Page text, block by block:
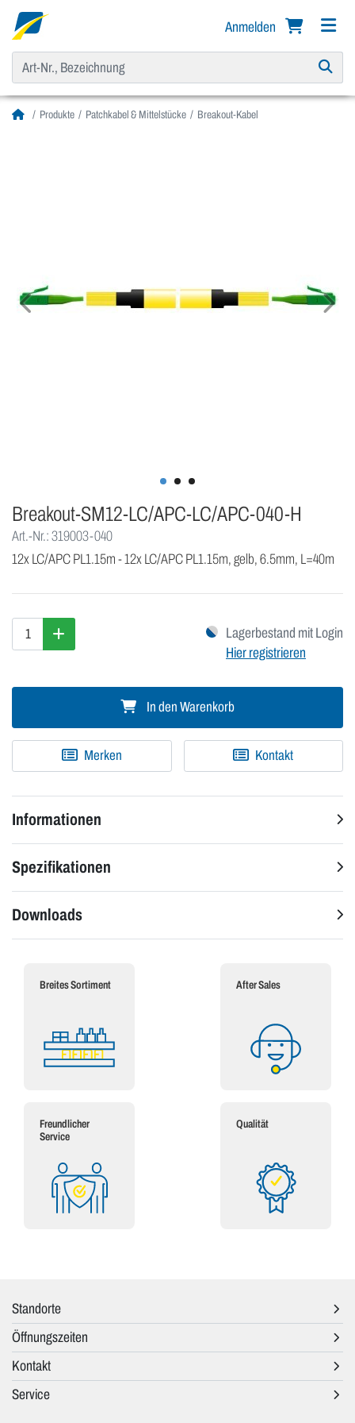
Anmelden
Produkte Patchkabel & Mittelstücke Breakout-Kabel
Breakout-SM12-LC/APC-LC/APC-040-H
Art.-Nr.: 319003-040
12x LC/APC PL1.15m - 12x LC/APC PL1.15m, gelb, 6.5mm, L=40m
Lagerbestand mit Login
Hier registrieren
In den Warenkorb
Merken Kontakt
Informationen
Spezifikationen
Downloads
Breites Sortiment After Sales
Freundlicher
Service
Qualität
Standorte
Öffnungszeiten
Kontakt
Service